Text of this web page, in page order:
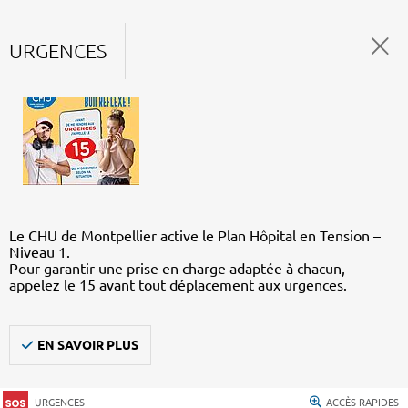
URGENCES
Le CHU de Montpellier active le Plan Hôpital en Tension –
Niveau 1.
Pour garantir une prise en charge adaptée à chacun,
appelez le 15 avant tout déplacement aux urgences.
EN SAVOIR PLUS
URGENCES ACCÈS RAPIDES